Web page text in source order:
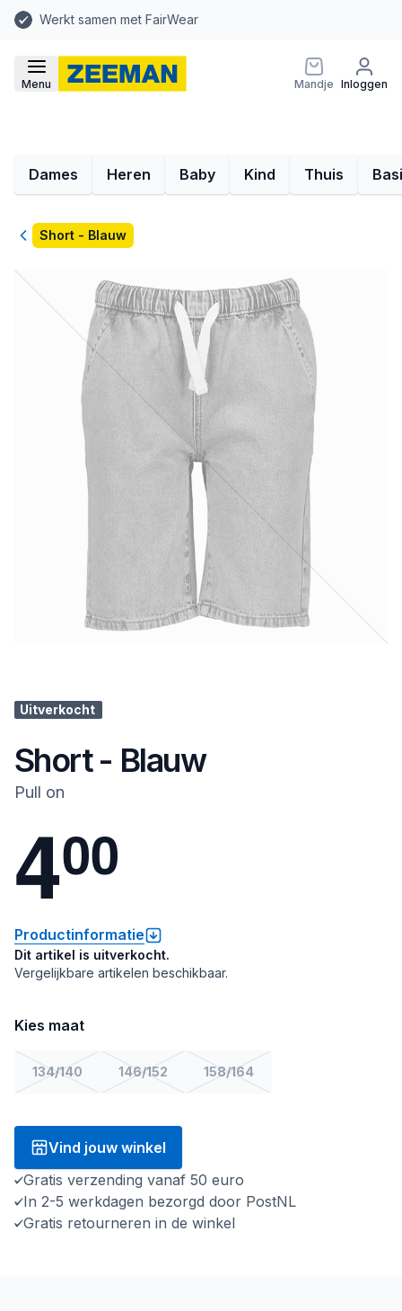
Werkt samen met FairWear
Menu Mandje Inloggen
Dames Heren Baby Kind Thuis
TerugShort - Blauw
Uitverkocht
Short - Blauw
Pull on
400
Productinformatie
Dit artikel is uitverkocht.
Vergelijkbare artikelen beschikbaar.
Kies maat
134/140 146/152 158/164
Vind jouw winkel
Gratis verzending vanaf 50 euro
In 2-5 werkdagen bezorgd door PostNL
Gratis retourneren in de winkel